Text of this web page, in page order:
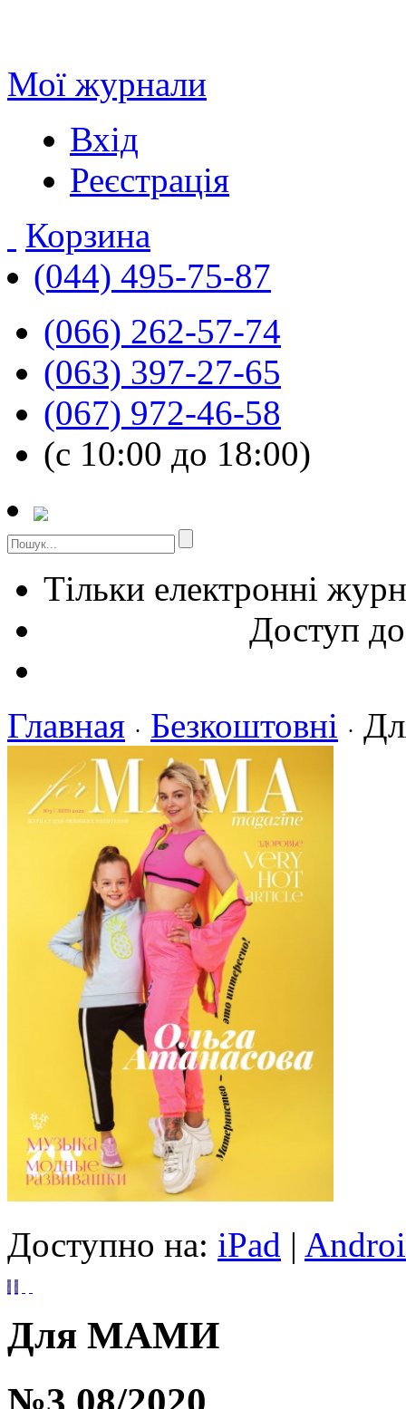
Мої журнали
Вхід
Реєстрація
Корзина
(044) 495-75-87
(066) 262-57-74
(063) 397-27-65
(067) 972-46-58
(с 10:00 до 18:00)
Тільки електронні
Доступ
Главная · Безкоштовні ·
Доступно на: iPad |
Для МАМИ